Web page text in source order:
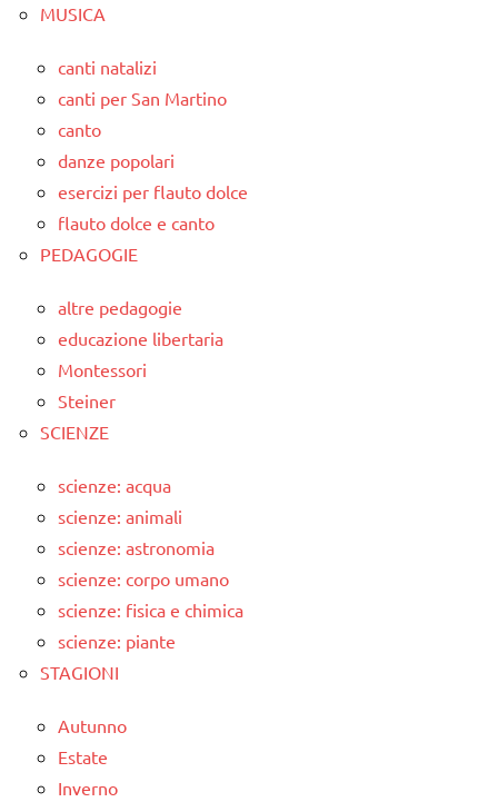
MUSICA
canti natalizi
canti per San Martino
canto
danze popolari
esercizi per flauto dolce
flauto dolce e canto
PEDAGOGIE
altre pedagogie
educazione libertaria
Montessori
Steiner
SCIENZE
scienze: acqua
scienze: animali
scienze: astronomia
scienze: corpo umano
scienze: fisica e chimica
scienze: piante
STAGIONI
Autunno
Estate
Inverno